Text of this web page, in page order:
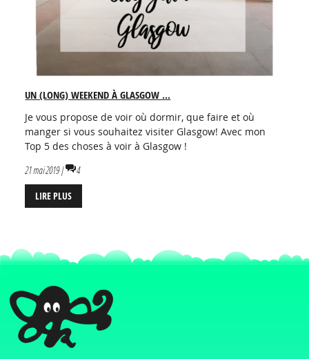
UN (LONG) WEEKEND À GLASGOW ...
Je vous propose de voir où dormir, que faire et où
manger si vous souhaitez visiter Glasgow! Avec mon
Top 5 des choses à voir à Glasgow !
21 mai 2019 |
4
LIRE PLUS